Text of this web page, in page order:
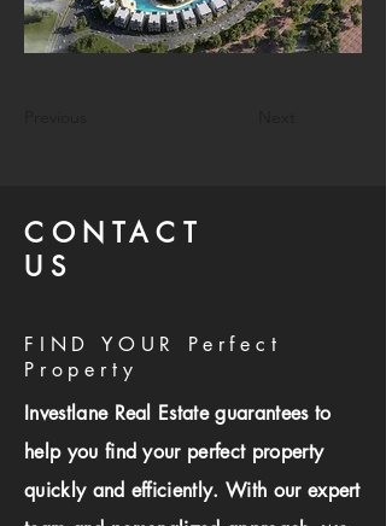
CONTACT
US
FIND YOUR Perfect
Property
Investlane Real Estate guarantees to
help you find your perfect property
quickly and efficiently. With our expert